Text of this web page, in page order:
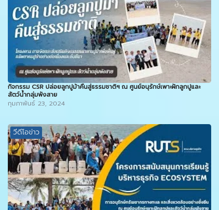
กิจกรรม CSR ปล่อยลูกปูม้าคืนสู่ธรรมชาติฯ ณ ศูนย์อนุรักษ์เพาะฝักลูกปูและ
สัตว์น้ำกลุ่มพังสาย
กุมภาพันธ์ 23, 2024
วีดีโอข่าว